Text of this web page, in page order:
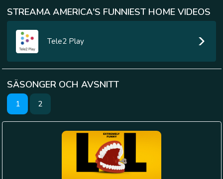
STREAMA AMERICA'S FUNNIEST HOME VIDEOS
Tele2 Play
SÄSONGER OCH AVSNITT
1 2